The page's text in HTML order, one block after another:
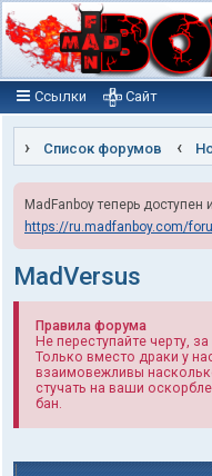
Ссылки Сайт
Список форумов
MadFanboy теперь доступен
https://ru.madfanboy.com/
MadVersus
Правила форума
Не переступайте черту,
Только вместо драки у
взаимовежливы
стучать на ваши
бан.